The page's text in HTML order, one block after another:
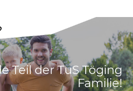
Teil der TuS Töging
Familie!